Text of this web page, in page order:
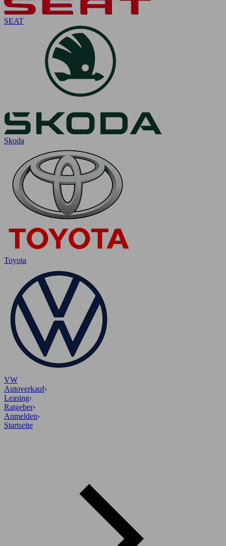
SEAT
Skoda
Toyota
VW
Autoverkauf›
Leasing›
Ratgeber›
Anmelden›
Startseite